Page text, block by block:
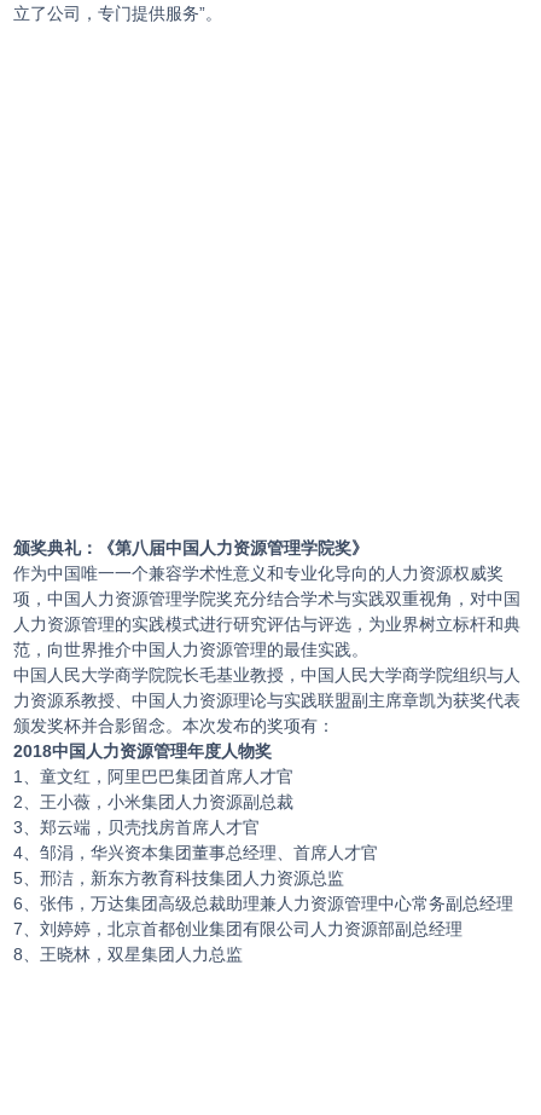
立了公司，专门提供服务”。
颁奖典礼：
《第八届中国人力资源管理学院奖》
作为中国唯一一个兼容学术性意义和专业化导向的人力资源权威奖
项，中国人力资源管理学院奖充分结合学术与实践双重视角，对中国
人力资源管理的实践模式进行研究评估与评选，为业界树立标杆和典
范，向世界推介中国人力资源管理的最佳实践。
中国人民大学商学院院长毛基业教授，中国人民大学商学院组织与人
力资源系教授、中国人力资源理论与实践联盟副主席章凯为获奖代表
颁发奖杯并合影留念。本次发布的奖项有：
2018中国人力资源管理年度人物奖
1、童文红，阿里巴巴集团首席人才官
2、王小薇，小米集团人力资源副总裁
3、郑云端，贝壳找房首席人才官
4、邹涓，华兴资本集团董事总经理、首席人才官
5、邢洁，新东方教育科技集团人力资源总监
6、张伟，万达集团高级总裁助理兼人力资源管理中心常务副总经理
7、刘婷婷，北京首都创业集团有限公司人力资源部副总经理
8、王晓林，双星集团人力总监